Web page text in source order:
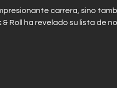
carrera, sino
Roll ha revelado su lista de